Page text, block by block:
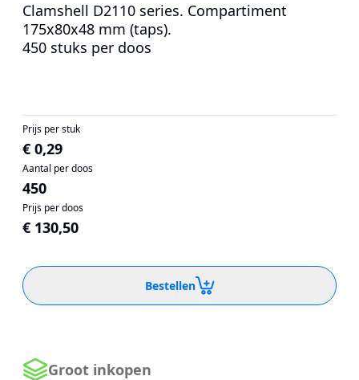
Clamshell D2110 series. Compartiment
175x80x48 mm (taps).
450 stuks per doos
Prijs per stuk
€ 0,29
Aantal per doos
450
Prijs per doos
€ 130,50
Bestellen
Groot inkopen